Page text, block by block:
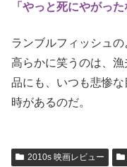
「やっと死にやがっ
ランブルフィッシュ
高らかに笑うのは、漁
品にも、いつも悲惨
時があるのだ。
2010s 映画レビュー